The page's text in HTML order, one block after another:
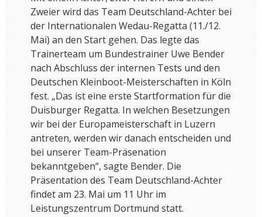
Zweier wird das Team Deutschland-Achter bei
der Internationalen Wedau-Regatta (11./12.
Mai) an den Start gehen. Das legte das
Trainerteam um Bundestrainer Uwe Bender
nach Abschluss der internen Tests und den
Deutschen Kleinboot-Meisterschaften in Köln
fest. „Das ist eine erste Startformation für die
Duisburger Regatta. In welchen Besetzungen
wir bei der Europameisterschaft in Luzern
antreten, werden wir danach entscheiden und
bei unserer Team-Präsenation
bekanntgeben“, sagte Bender. Die
Präsentation des Team Deutschland-Achter
findet am 23. Mai um 11 Uhr im
Leistungszentrum Dortmund statt.